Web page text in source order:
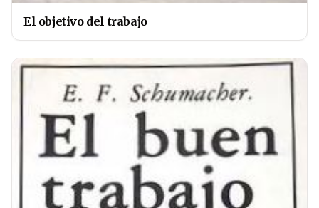
El objetivo del trabajo